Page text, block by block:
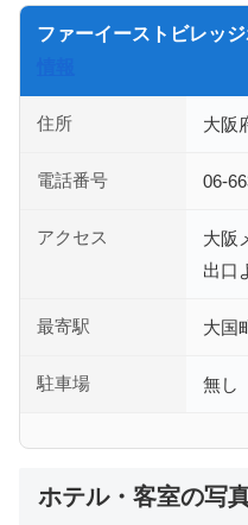
ファーイーストビレッ
住所 大阪
電話番号 06-
アクセス
大阪
出口
最寄駅 大国
駐車場 無し
ホテル・客室の写